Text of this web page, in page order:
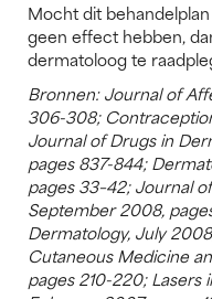
Mocht dit
geen effect hebben,
dermatoloog te
Bronnen: Journal of
306-308;
Journal of Drugs in
pages 837-844;
pages 33–42; Journal
September 2008,
Dermatology, July
Cutaneous Medicine
pages 210-220; Lasers